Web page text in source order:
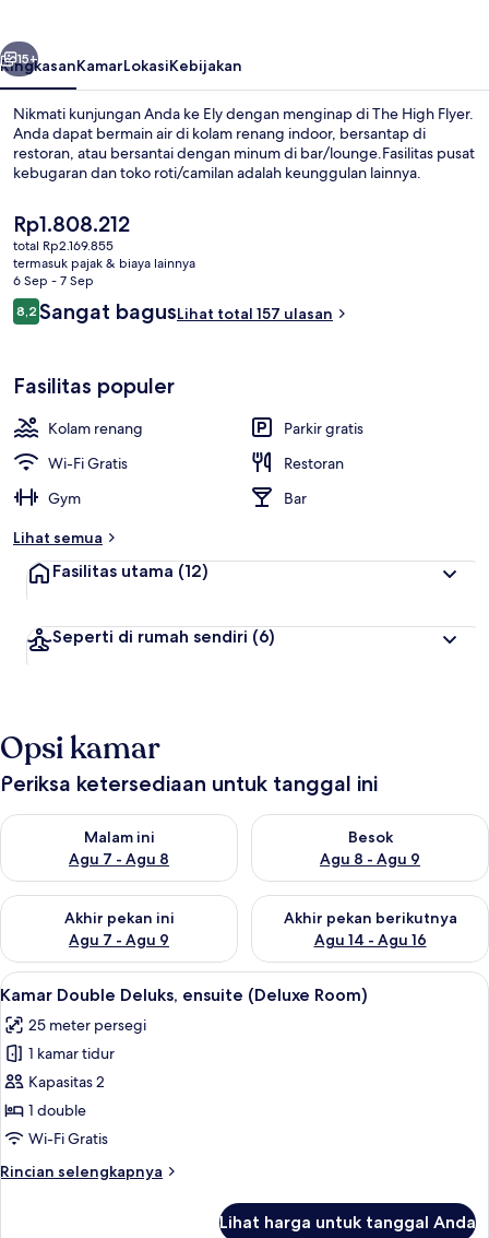
Berikutnya
15+
RingkasanKamarLokasiKebijakan
Nikmati kunjungan Anda ke Ely dengan menginap di The High Flyer.
Anda dapat bermain air di kolam renang indoor, bersantap di
restoran, atau bersantai dengan minum di bar/lounge.Fasilitas pusat
kebugaran dan toko roti/camilan adalah keunggulan lainnya.
Harga
saat
ini
Rp1.808.212
Rp1.808.212
total Rp2.169.855
termasuk pajak & biaya lainnya
6 Sep - 7 Sep
Ulasan
8,28,2 dari 10
Sangat bagusLihat total 157 ulasan
Fasilitas populer
Kolam renang
Parkir gratis
Wi-Fi Gratis
Restoran
Gym
Bar
Lihat semua
Fasilitas utama (12)
Seperti di rumah sendiri (6)
Opsi kamar
Periksa ketersediaan untuk tanggal ini
Malam ini
Agu 7 - Agu 8
Periksa ketersediaan untuk malam ini Agu 7 - Agu 8
Besok
Agu 8 - Agu 9
Periksa ketersediaan untuk
Akhir pekan ini
Agu 7 - Agu 9
Periksa ketersediaan untuk akhir pekan ini Agu 7 - Agu 9
Akhir pekan berikutnya
Agu 14 - Agu 16
Periksa ketersediaan untuk
Lihat
semua
foto
untuk
Kamar
Double
Deluks,
(Deluxe
Kamar Double Deluks, ensuite
6
Kamar Double Deluks, ensuite (Deluxe Room)
25 meter persegi
1 kamar tidur
Kapasitas 2
1 double
Wi-Fi Gratis
Rincian selengkapnya
Rincian
Lihat harga untuk tanggal Anda